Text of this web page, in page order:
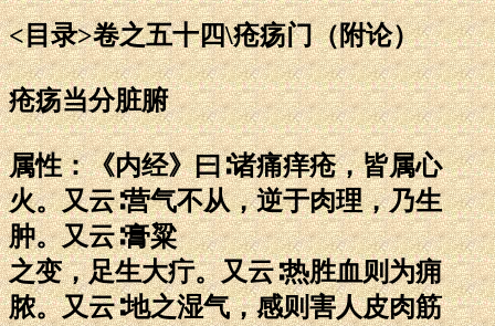
<目录>卷之五十四\疮疡门（附论）
疮疡当分脏腑
属性：《内经》曰∶诸痛痒疮，皆属心
火。又云∶营气不从，逆于肉理，乃生
肿。又云∶膏粱
之变，足生大疔。又云∶热胜血则为痈
脓。又云∶地之湿气，感则害人皮肉筋